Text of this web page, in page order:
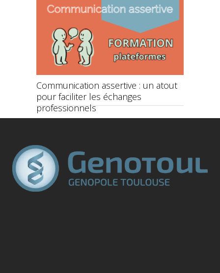
Communication assertive : un atout
pour faciliter les échanges
professionnels